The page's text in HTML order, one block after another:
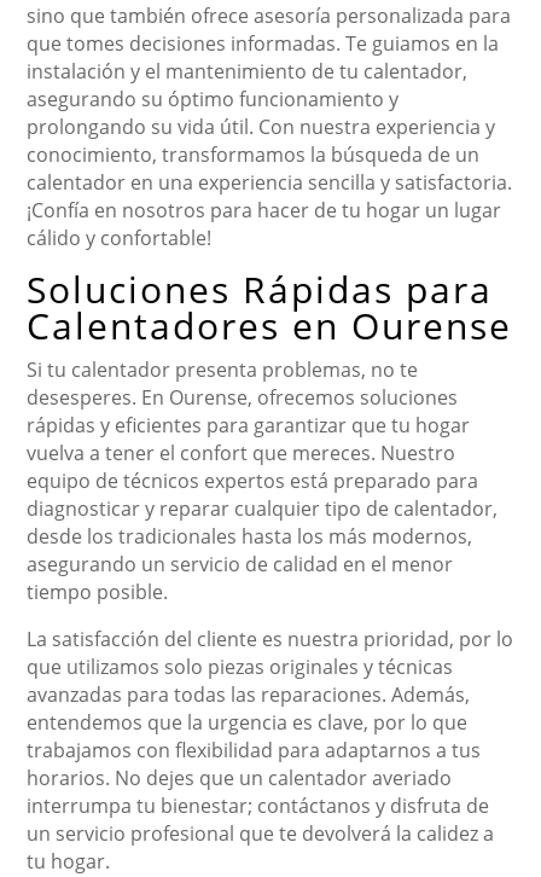
sino que también ofrece asesoría personalizada para
que tomes decisiones informadas. Te guiamos en la
instalación y el mantenimiento de tu calentador,
asegurando su óptimo funcionamiento y
prolongando su vida útil. Con nuestra experiencia y
conocimiento, transformamos la búsqueda de un
calentador en una experiencia sencilla y satisfactoria.
¡Confía en nosotros para hacer de tu hogar un lugar
cálido y confortable!
Soluciones Rápidas para
Calentadores en Ourense
Si tu calentador presenta problemas, no te
desesperes. En Ourense, ofrecemos soluciones
rápidas y eficientes para garantizar que tu hogar
vuelva a tener el confort que mereces. Nuestro
equipo de técnicos expertos está preparado para
diagnosticar y reparar cualquier tipo de calentador,
desde los tradicionales hasta los más modernos,
asegurando un servicio de calidad en el menor
tiempo posible.
La satisfacción del cliente es nuestra prioridad, por lo
que utilizamos solo piezas originales y técnicas
avanzadas para todas las reparaciones. Además,
entendemos que la urgencia es clave, por lo que
trabajamos con flexibilidad para adaptarnos a tus
horarios. No dejes que un calentador averiado
interrumpa tu bienestar; contáctanos y disfruta de
un servicio profesional que te devolverá la calidez a
tu hogar.